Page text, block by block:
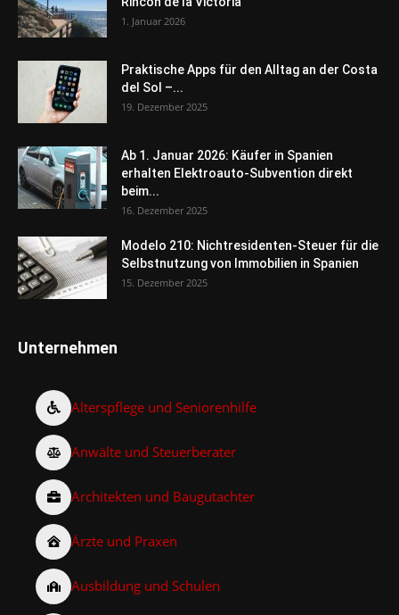
1. Januar 2026
Praktische Apps für den Alltag an der Costa
del Sol –...
19. Dezember 2025
Ab 1. Januar 2026: Käufer in Spanien
erhalten Elektroauto-Subvention direkt
beim...
16. Dezember 2025
Modelo 210: Nichtresidenten-Steuer für die
Selbstnutzung von Immobilien in Spanien
15. Dezember 2025
Unternehmen
Alterspflege und Seniorenhilfe
Anwälte und Steuerberater
Architekten und Baugutachter
Ärzte und Praxen
Ausbildung und Schulen